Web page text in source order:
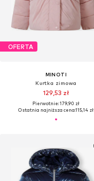
OFERTA
MINOTI
Kurtka zimowa
129,53 zł
Pierwotnie: 179,90 zł
Ostatnia najniższa cena:115,14 zł